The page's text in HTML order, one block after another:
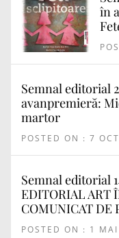
în
Semnal editorial
avanpremieră:
martor
POSTED ON : 7
Semnal editorial
EDITORIAL ART
COMUNICAT DE
POSTED ON : 1